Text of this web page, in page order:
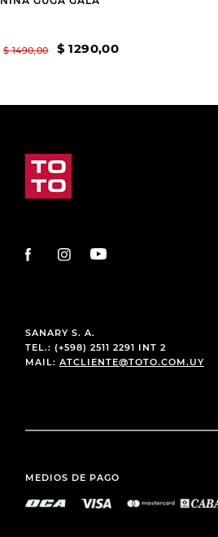
$ 1490,00 $ 1290,00
SANARY S. A.
TEL.: (+598) 2511 2291 INT 2
MAIL: ATCLIENTE@TOTO.COM.UY
MEDIOS DE PAGO